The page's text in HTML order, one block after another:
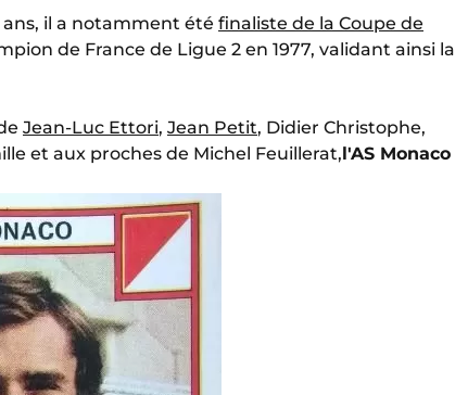
il a notamment été finaliste de la Coupe de
de France de Ligue 2 en 1977, validant ainsi la
Jean-Luc Ettori, Jean Petit, Didier Christophe,
et aux proches de Michel Feuillerat,l'AS Monaco